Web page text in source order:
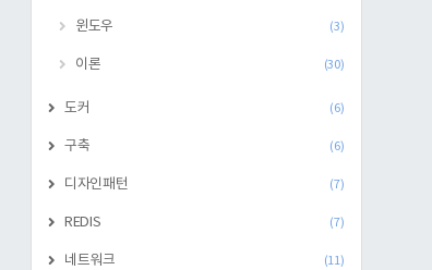
윈도우 (3)
이론 (30)
도커 (6)
구축 (6)
디자인패턴 (7)
REDIS (7)
네트워크 (11)